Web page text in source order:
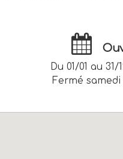
Du 01/01 au
Fermé